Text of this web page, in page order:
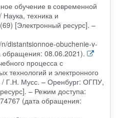
обучение в современной
техника и
[Электронный ресурс]. –
distantsionnoe-obuchenie-v-
обращения: 08.06.2021).
процесса с
технологий и электронного
/ Г.Н. Мусс. – Оренбург: ОГПУ,
– Режим доступа:
(дата обращения: